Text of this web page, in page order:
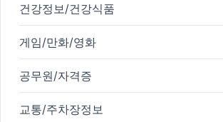
건강정보/건강식품
게임/만화/영화
공무원/자격증
교통/주차장정보